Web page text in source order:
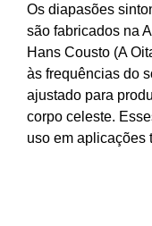
Os diapasões
são fabricados na
Hans Cousto (A
às frequências do
ajustado para
corpo celeste.
uso em aplicações